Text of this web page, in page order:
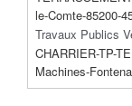
le-Comte-85200-
Travaux Publics
CHARRIER-TP-
Machines-